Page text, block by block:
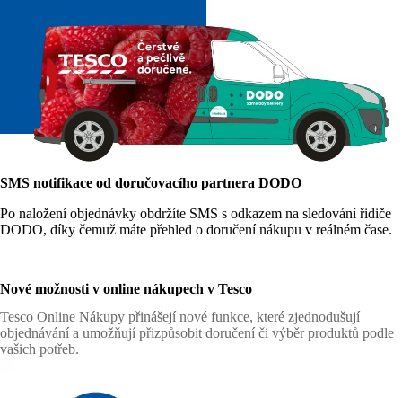
SMS notifikace od doručovacího partnera DODO
Po naložení objednávky obdržíte SMS s odkazem na sledování řidiče
DODO, díky čemuž máte přehled o doručení nákupu v reálném čase.
Nové možnosti v online nákupech v Tesco
Tesco Online Nákupy přinášejí nové funkce, které zjednodušují
objednávání a umožňují přizpůsobit doručení či výběr produktů podle
vašich potřeb.